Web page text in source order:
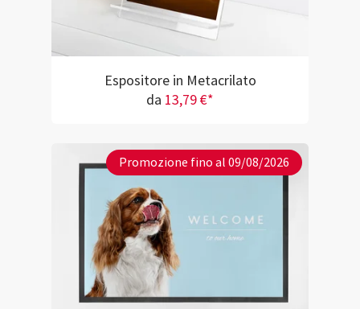
Espositore in Metacrilato
da 13,79 €*
Promozione fino al 09/08/2026